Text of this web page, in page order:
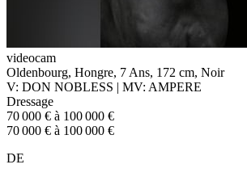
videocam
Oldenbourg, Hongre, 7 Ans, 172 cm, Noir
V: DON NOBLESS | MV: AMPERE
Dressage
70 000 € à 100 000 €
70 000 € à 100 000 €
DE